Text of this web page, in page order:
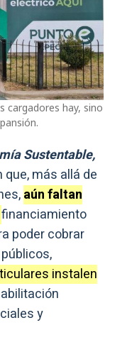
cargadores hay, sino
Sustentable,
más allá de
aún faltan
financiamiento
poder cobrar
instalen
y